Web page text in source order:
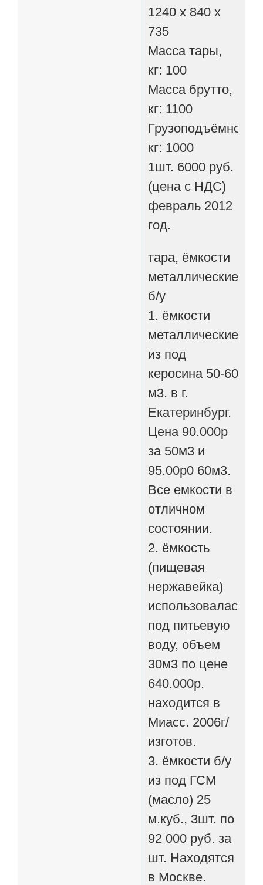
1240 х 840 х
735
Масса тары,
кг: 100
Масса брутто,
кг: 1100
Грузоподъёмность,
кг: 1000
1шт. 6000 руб.
(цена с НДС)
февраль 2012
год.
тара, ёмкости
металлические
б/у
1. ёмкости
металлические
из под
керосина 50-60
м3. в г.
Екатеринбург.
Цена 90.000р
за 50м3 и
95.00р0 60м3.
Все емкости в
отличном
состоянии.
2. ёмкость
(пищевая
нержавейка)
использовалась
под питьевую
воду, объем
30м3 по цене
640.000р.
находится в
Миасс. 2006г/
изготов.
3. ёмкости б/у
из под ГСМ
(масло) 25
м.куб., 3шт. по
92 000 руб. за
шт. Находятся
в Москве.